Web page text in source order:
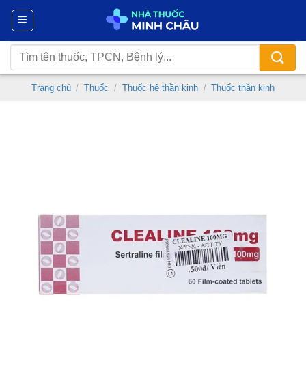
Chuyển
nội
dung
Tìm
kiếm:
Trang chủ / Thuốc / Thuốc hệ thần kinh / Thuốc thần kinh